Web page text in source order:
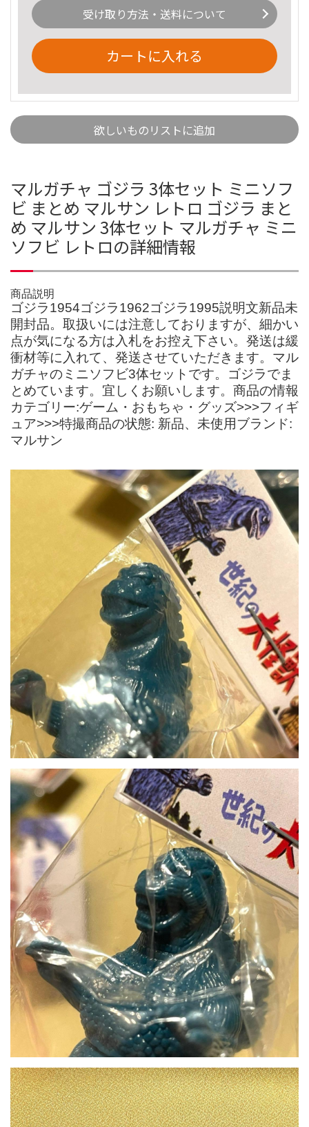
受け取り方法・送料について
カートに入れる
欲しいものリストに追加
マルガチャ ゴジラ 3体セット ミニソフ
ビ まとめ マルサン レトロ ゴジラ まと
め マルサン 3体セット マルガチャ ミニ
ソフビ レトロの詳細情報
商品説明
ゴジラ1954ゴジラ1962ゴジラ1995説明文新品未
開封品。取扱いには注意しておりますが、細かい
点が気になる方は入札をお控え下さい。発送は緩
衝材等に入れて、発送させていただきます。マル
ガチャのミニソフビ3体セットです。ゴジラでま
とめています。宜しくお願いします。商品の情報
カテゴリー:ゲーム・おもちゃ・グッズ>>>フィギ
ュア>>>特撮商品の状態: 新品、未使用ブランド:
マルサン